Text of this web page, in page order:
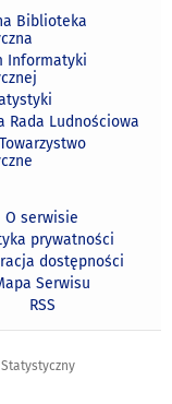
Biblioteka
Informatyki
Rada Ludnościowa
O serwisie
prywatności
dostępności
Serwisu
RSS